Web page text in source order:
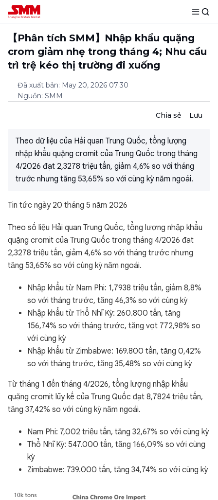
【Phân tích SMM】Nhập khẩu quặng
crom giảm nhẹ trong tháng 4; Nhu cầu
trì trệ kéo thị trường đi xuống
Đã xuất bản: May 20, 2026 07:30
Nguồn: SMM
Chia sẻ Lưu
Theo dữ liệu của Hải quan Trung Quốc, tổng lượng
nhập khẩu quặng cromit của Trung Quốc trong tháng
4/2026 đạt 2,3278 triệu tấn, giảm 4,6% so với tháng
trước nhưng tăng 53,65% so với cùng kỳ năm ngoái.
Tin tức ngày 20 tháng 5 năm 2026
Theo số liệu Hải quan Trung Quốc, tổng lượng nhập khẩu
quặng cromit của Trung Quốc trong tháng 4/2026 đạt
2,3278 triệu tấn, giảm 4,6% so với tháng trước nhưng
tăng 53,65% so với cùng kỳ năm ngoái.
Nhập khẩu từ Nam Phi: 1,7938 triệu tấn, giảm 8,8%
so với tháng trước, tăng 46,3% so với cùng kỳ
Nhập khẩu từ Thổ Nhĩ Kỳ: 260.800 tấn, tăng
156,74% so với tháng trước, tăng vọt 772,98% so
với cùng kỳ
Nhập khẩu từ Zimbabwe: 169.800 tấn, tăng 0,42%
so với tháng trước, tăng 35,48% so với cùng kỳ
Từ tháng 1 đến tháng 4/2026, tổng lượng nhập khẩu
quặng cromit lũy kế của Trung Quốc đạt 8,7824 triệu tấn,
tăng 37,42% so với cùng kỳ năm ngoái.
Nam Phi: 7,002 triệu tấn, tăng 32,67% so với cùng kỳ
Thổ Nhĩ Kỳ: 547.000 tấn, tăng 166,09% so với cùng
kỳ
Zimbabwe: 739.000 tấn, tăng 34,74% so với cùng kỳ